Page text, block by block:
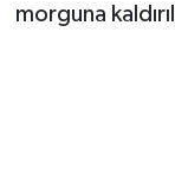
morguna